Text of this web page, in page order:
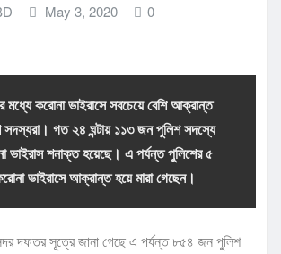
May 3, 2020 0
মধ্যে করোনা ভাইরাসে সবচেয়ে বেশি আক্রান্ত
সদস্যরা। গত ২৪ ঘন্টায় ১১৩ জন পুলিশ সদস্যে
ভাইরাস শনাক্ত হয়েছে। এ পর্যন্ত পুলিশের ৫
ভাইরাসে আক্রান্ত হয়ে মারা গেছেন।
দফতর সূত্রে জানা গেছে এ পর্যন্ত ৮৫৪ জন পুলিশ